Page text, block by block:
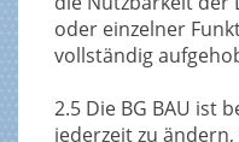
oder einzelner
vollständig
2.5 Die BG BAU ist
jederzeit zu